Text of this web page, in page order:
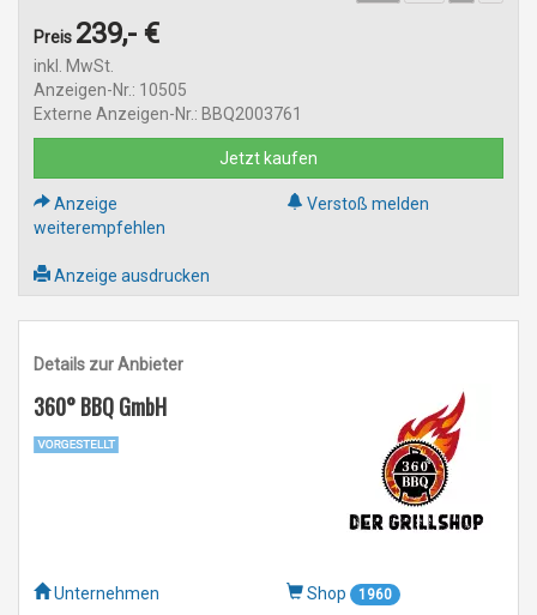
Preis 239,- €
inkl. MwSt.
Anzeigen-Nr.: 10505
Externe Anzeigen-Nr.: BBQ2003761
Jetzt kaufen
Anzeige
weiterempfehlen
Verstoß melden
Anzeige ausdrucken
Details zur Anbieter
360° BBQ GmbH
Unternehmen Shop 1960